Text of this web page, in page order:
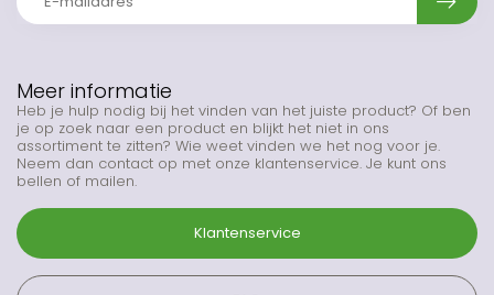
Meer informatie
Heb je hulp nodig bij het vinden van het juiste product? Of ben
je op zoek naar een product en blijkt het niet in ons
assortiment te zitten? Wie weet vinden we het nog voor je.
Neem dan contact op met onze klantenservice. Je kunt ons
bellen of mailen.
Klantenservice